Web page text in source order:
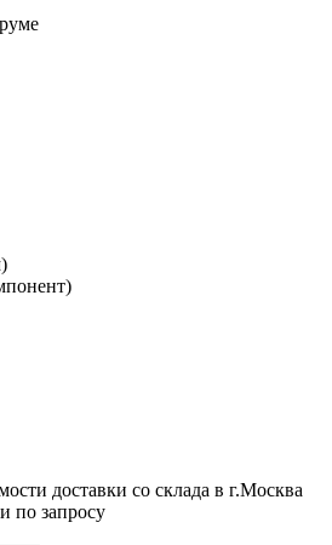
доставки со склада в г.Москва
по запросу